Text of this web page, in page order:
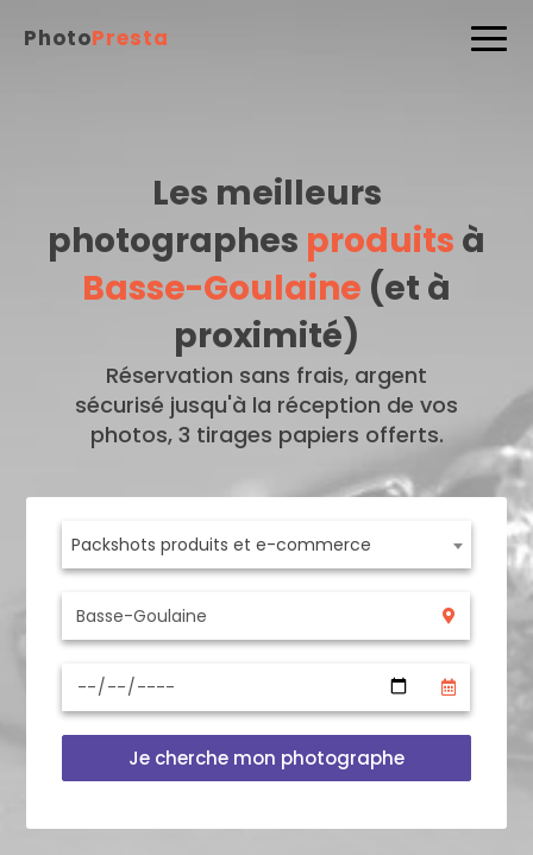
PhotoPresta
Les meilleurs
photographes produits à
Basse-Goulaine (et à
proximité)
Réservation sans frais, argent
sécurisé jusqu'à la réception de vos
photos, 3 tirages papiers offerts.
Packshots produits et e-commerce
Je cherche mon photographe